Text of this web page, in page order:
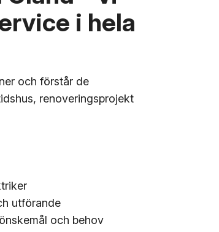
i hela
och förstår de
renoveringsprojekt
utförande
och behov